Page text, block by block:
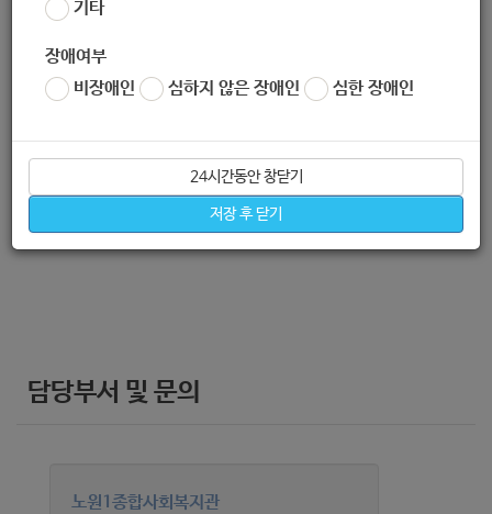
기타
장애여부
비장애인
심하지 않은 장애인 심한 장애인
24시간동안 창닫기
저장 후 닫기
담당부서 및 문의
노원1종합사회복지관